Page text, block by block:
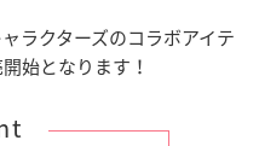
ラクターズのコラボアイテ
始となります！